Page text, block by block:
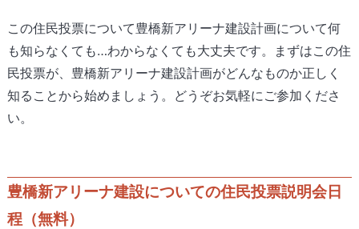
この住民投票について豊橋新アリーナ建設計画について何
も知らなくても…わからなくても大丈夫です。まずはこの住
民投票が、豊橋新アリーナ建設計画がどんなものか正しく
知ることから始めましょう。どうぞお気軽にご参加くださ
い。
豊橋新アリーナ建設についての住民投票説明会日
程（無料）